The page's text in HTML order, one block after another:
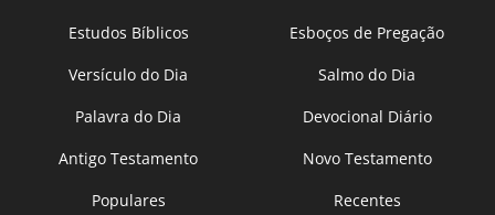
Estudos Bíblicos
Esboços de Pregação
Versículo do Dia
Salmo do Dia
Palavra do Dia
Devocional Diário
Antigo Testamento
Novo Testamento
Populares
Recentes